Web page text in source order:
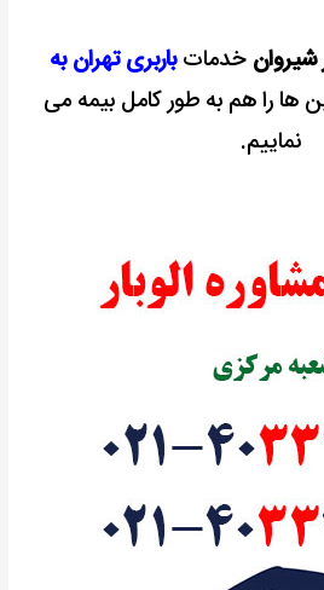
شیروان خدماتباربری تهران به
ها را هم به طور کامل بیمه می
نماییم.